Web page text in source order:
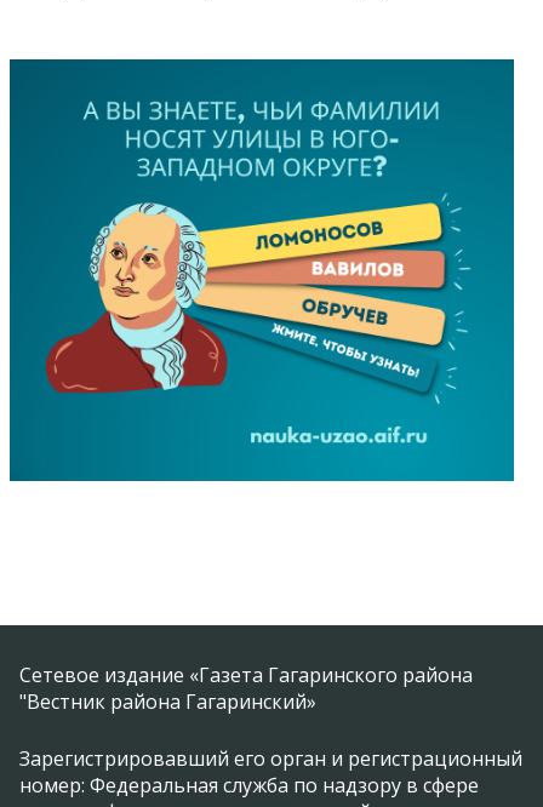
Сетевое издание «Газета Гагаринского района
"Вестник района Гагаринский»
Зарегистрировавший его орган и регистрационный
номер: Федеральная служба по надзору в сфере